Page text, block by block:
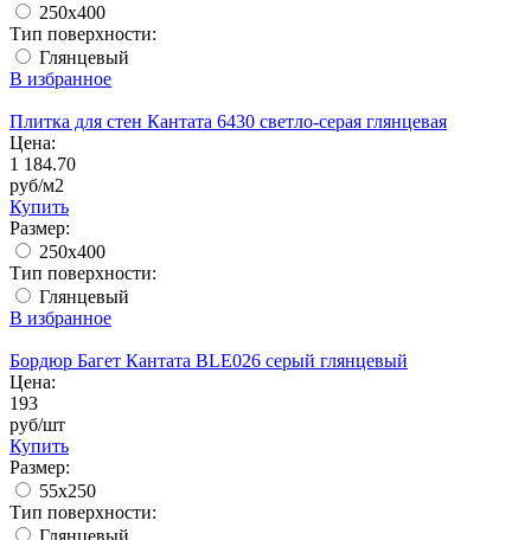
250x400
Тип поверхности:
Глянцевый
В избранное
Плитка для стен Кантата 6430 светло-серая глянцевая
Цена:
1 184.70
руб/м2
Купить
Размер:
250x400
Тип поверхности:
Глянцевый
В избранное
Бордюр Багет Кантата BLE026 серый глянцевый
Цена:
193
руб/шт
Купить
Размер:
55x250
Тип поверхности:
Глянцевый